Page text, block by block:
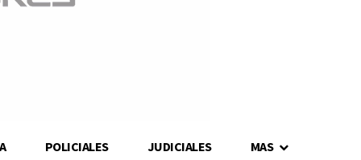
POLICIALES JUDICIALES MAS